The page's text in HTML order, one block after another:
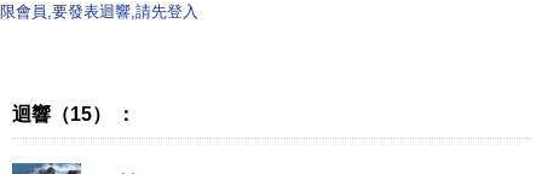
限會員,要發表迴響,請先登入
迴響（15） ：